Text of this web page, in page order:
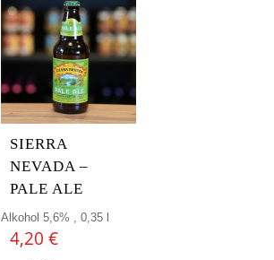
SIERRA
NEVADA –
PALE ALE
Alkohol 5,6% , 0,35 l
4,20 €